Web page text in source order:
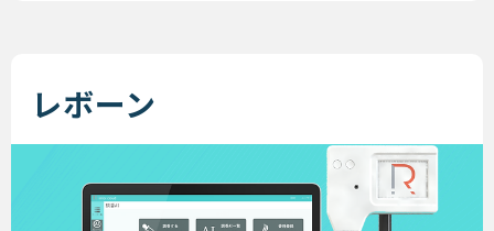
レボーン